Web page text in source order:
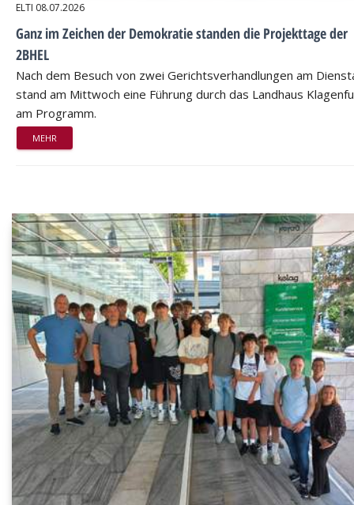
ELTI 08.07.2026
Ganz im Zeichen der Demokratie standen die Projekttage der
2BHEL
Nach dem Besuch von zwei Gerichtsverhandlungen am
stand am Mittwoch eine Führung durch das Landhaus
am Programm.
MEHR